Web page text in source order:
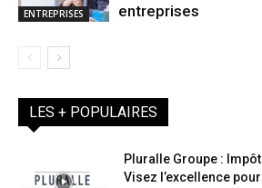
ENTREPRISES
entreprises
LES + POPULAIRES
Pluralle Groupe :
Visez l’excellence